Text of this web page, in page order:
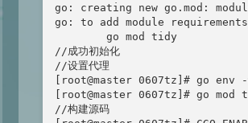
go: creating new go.mod:
go: to add module requirements
go mod tidy
//成功初始化
//设置代理
[root@master 0607tz]# go env
[root@master 0607tz]# go mod
//构建源码